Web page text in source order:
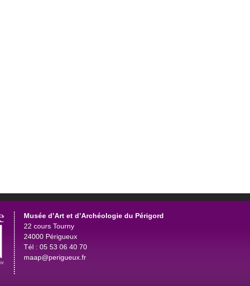
Musée d’Art et d’Archéologie du Périgord
22 cours Tourny
24000 Périgueux
Tél : 05 53 06 40 70
maap@perigueux.fr